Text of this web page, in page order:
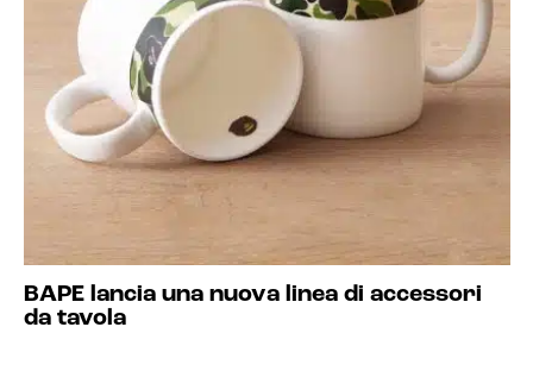
BAPE lancia una nuova linea di accessori
da tavola